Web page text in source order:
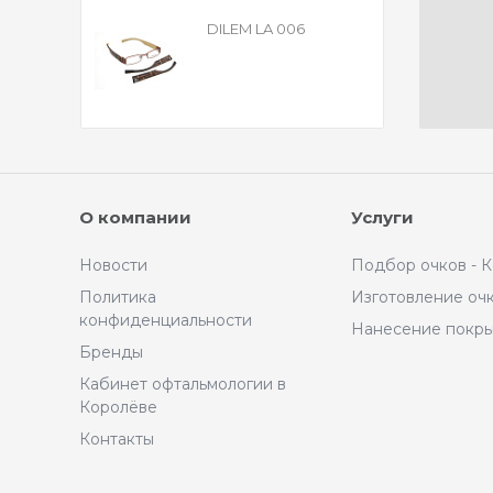
DILEM LA 006
О компании
Новости
Политика
конфиденциальности
Бренды
Кабинет офтальмологии в
Королёве
Контакты
Услуги
Подбор очков -
Изготовление
Нанесение